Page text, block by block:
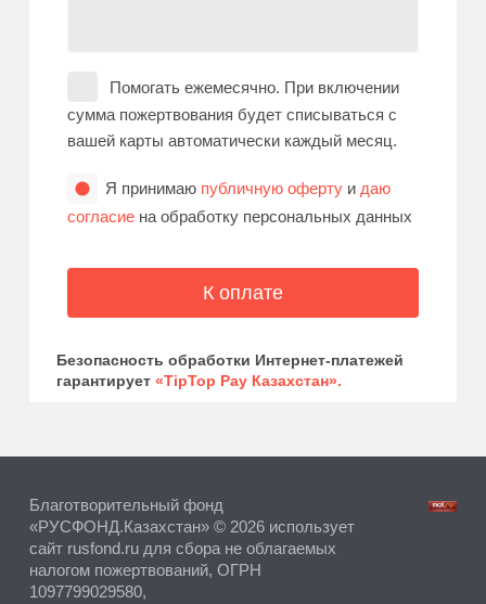
Помогать ежемесячно. При включении
сумма пожертвования будет списываться с
вашей карты автоматически каждый месяц.
Я принимаю публичную оферту и даю
согласиена обработку персональных данных
Безопасность обработки Интернет-платежей
гарантирует «TipTop Pay Казахстан».
Благотворительный фонд
«РУСФОНД.Казахстан» © 2026 использует
сайт rusfond.ru для сбора не облагаемых
налогом пожертвований, ОГРН
1097799029580,